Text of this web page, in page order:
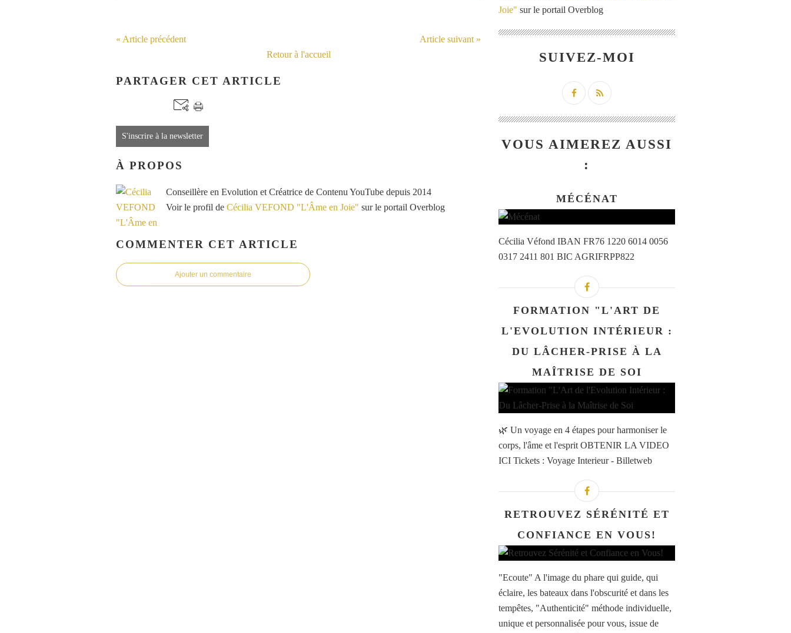
« Article précédent
Article suivant »
Retour à l'accueil
PARTAGER CET ARTICLE
S'inscrire à la newsletter
À PROPOS
Conseillère en Evolution et Créatrice de Contenu YouTube depuis 2014
Voir le profil de Cécilia VEFOND "L'Âme en Joie" sur le portail Overblog
COMMENTER CET ARTICLE
Ajouter un commentaire
Joie" sur le portail Overblog
SUIVEZ-MOI
VOUS AIMEREZ AUSSI
:
MÉCÉNAT
Cécilia Véfond IBAN FR76 1220 6014 0056
0317 2411 801 BIC AGRIFRPP822
FORMATION "L'ART DE
L'EVOLUTION INTÉRIEUR :
DU LÂCHER-PRISE À LA
MAÎTRISE DE SOI
🌿 Un voyage en 4 étapes pour harmoniser le
corps, l'âme et l'esprit OBTENIR LA VIDEO
ICI Tickets : Voyage Interieur - Billetweb
RETROUVEZ SÉRÉNITÉ ET
CONFIANCE EN VOUS!
"Ecoute" A l'image du phare qui guide, qui
éclaire, les bateaux dans l'obscurité et dans les
tempêtes, "Authenticité" méthode individuelle,
unique et personnalisée pour vous, issue de